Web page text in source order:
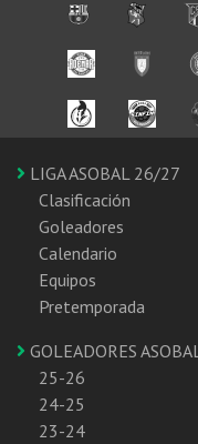
LIGA ASOBAL 26/27
Clasificación
Goleadores
Calendario
Equipos
Pretemporada
GOLEADORES ASOBAL
25-26
24-25
23-24